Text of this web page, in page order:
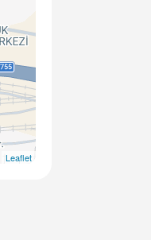
Leaflet